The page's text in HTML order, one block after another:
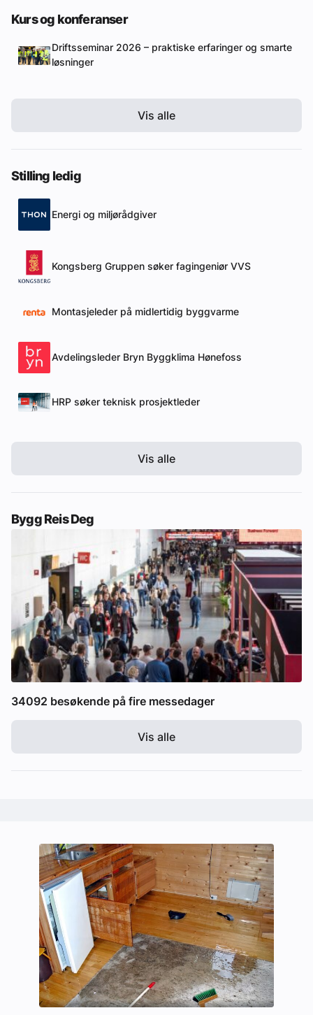
Kurs og konferanser
Driftsseminar 2026 – praktiske erfaringer og smarte
løsninger
Vis alle
Stilling ledig
Energi og miljørådgiver
Kongsberg Gruppen søker fagingeniør VVS
Montasjeleder på midlertidig byggvarme
Avdelingsleder Bryn Byggklima Hønefoss
HRP søker teknisk prosjektleder
Vis alle
Bygg Reis Deg
34092 besøkende på fire messedager
Vis alle